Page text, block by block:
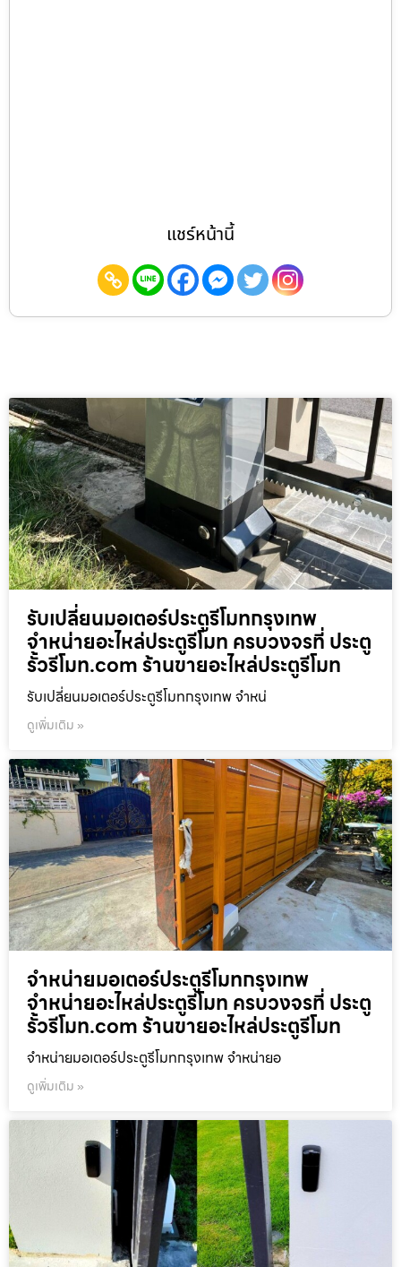
แชร์หน้านี้
รับเปลี่ยนมอเตอร์ประตูรีโมทกรุงเทพ
จำหน่ายอะไหล่ประตูรีโมท ครบวงจรที่ ประตู
รั้วรีโมท.com ร้านขายอะไหล่ประตูรีโมท
รับเปลี่ยนมอเตอร์ประตูรีโมทกรุงเทพ จำหน่
ดูเพิ่มเติม »
จำหน่ายมอเตอร์ประตูรีโมทกรุงเทพ
จำหน่ายอะไหล่ประตูรีโมท ครบวงจรที่ ประตู
รั้วรีโมท.com ร้านขายอะไหล่ประตูรีโมท
จำหน่ายมอเตอร์ประตูรีโมทกรุงเทพ จำหน่ายอ
ดูเพิ่มเติม »